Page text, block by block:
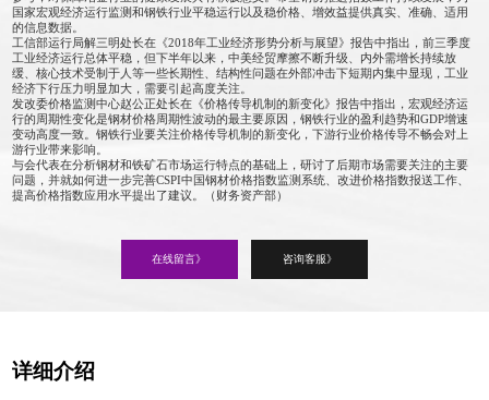
国家宏观经济运行监测和钢铁行业平稳运行以及稳价格、增效益提供真实、准确、适用
的信息数据。
工信部运行局解三明处长在《2018年工业经济形势分析与展望》报告中指出，前三季度
工业经济运行总体平稳，但下半年以来，中美经贸摩擦不断升级、内外需增长持续放
缓、核心技术受制于人等一些长期性、结构性问题在外部冲击下短期内集中显现，工业
经济下行压力明显加大，需要引起高度关注。
发改委价格监测中心赵公正处长在《价格传导机制的新变化》报告中指出，宏观经济运
行的周期性变化是钢材价格周期性波动的最主要原因，钢铁行业的盈利趋势和GDP增速
变动高度一致。钢铁行业要关注价格传导机制的新变化，下游行业价格传导不畅会对上
游行业带来影响。
与会代表在分析钢材和铁矿石市场运行特点的基础上，研讨了后期市场需要关注的主要
问题，并就如何进一步完善CSPI中国钢材价格指数监测系统、改进价格指数报送工作、
提高价格指数应用水平提出了建议。（财务资产部）
在线留言》 咨询客服》
详细介绍